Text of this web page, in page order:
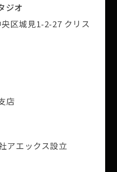
ジオ
区城見1-2-27 クリス
店
アエックス設立